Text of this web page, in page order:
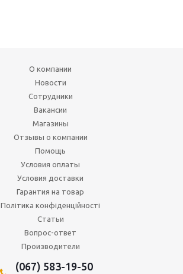
О компании
Новости
Сотрудники
Вакансии
Магазины
Отзывы о компании
Помощь
Условия оплаты
Условия доставки
Гарантия на товар
Політика конфіденційності
Статьи
Вопрос-ответ
Производители
(067) 583-19-50